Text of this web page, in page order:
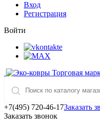
Вход
Регистрация
Войти
Торговая
+7(495) 720-46-17Заказать
Заказать звонок